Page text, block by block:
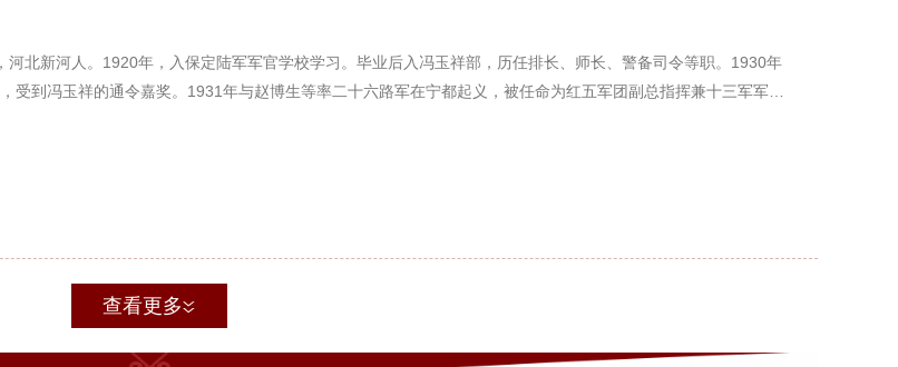
北新河人。1920年，入保定陆军军官学校学习。毕业后入冯玉祥部，历任排长、师长、警备司令等职。1930年
受到冯玉祥的通令嘉奖。1931年与赵博生等率二十六路军在宁都起义，被任命为红五军团副总指挥兼十三军军…
查看更多